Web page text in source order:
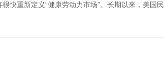
快重新定义“健康劳动力市场”。长期以来，美国民